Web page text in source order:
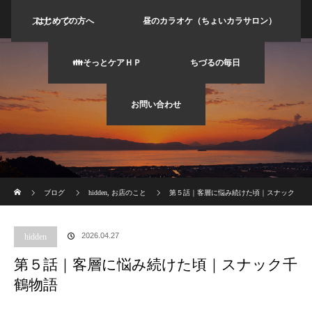
スナック
バーちづ
る
はじめての方へ 昼のカラオケ（ちょいカラサロン）
👪そっとケアＨＰ ちづるの毎日
お問い合わせ
ブログ
hidden お店のこと 第５話｜客層に悩み続けた頃｜スナック
hidden 2026.04.27
第５話｜客層に悩み続けた頃｜スナック千
鶴物語